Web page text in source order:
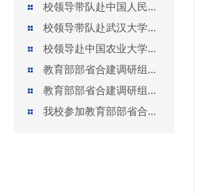
校领导带队赴中国人民...
校领导带队赴武汉大学...
校领导赴中国农业大学...
教育部部省合建调研组...
教育部部省合建调研组...
我校参加教育部部省合...